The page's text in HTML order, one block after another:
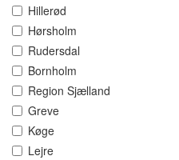
Hillerød
Hørsholm
Rudersdal
Bornholm
Region Sjælland
Greve
Køge
Lejre